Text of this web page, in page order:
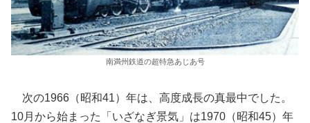
南満州鉄道の超特急あじあ号
次の1966（昭和41）年は、高度成長の真最中でした。
10月から始まった「いざなぎ景気」は1970（昭和45）年